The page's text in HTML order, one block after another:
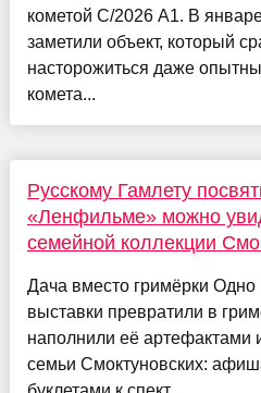
кометой C/2026 A1. В
заметили объект, который
насторожиться даже
комета...
Русскому Гамлету
«Ленфильме» можно
семейной коллекции
Дача вместо гримёрки Одно
выставки превратили в
наполнили её артефактами
семьи Смоктуновских: